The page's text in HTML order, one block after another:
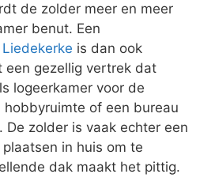
de zolder meer en meer
benut. Een
is dan ook
een gezellig vertrek dat
logeerkamer voor de
hobbyruimte of een bureau
De zolder is vaak echter een
in huis om te
dak maakt het pittig.